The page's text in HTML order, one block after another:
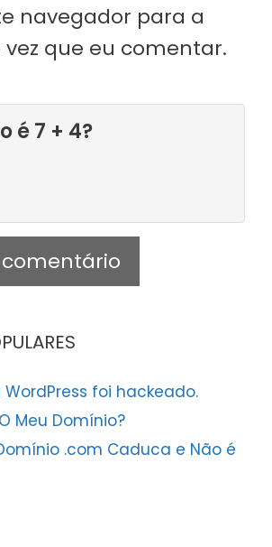
navegador para a
que eu comentar.
é 7 + 4?
foi hackeado.
Meu Domínio?
.com Caduca e Não é